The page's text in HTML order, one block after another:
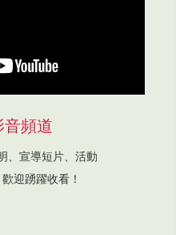
音頻道
、宣導短片、活動
迎踴躍收看！